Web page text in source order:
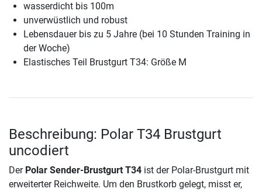
wasserdicht bis 100m
unverwüstlich und robust
Lebensdauer bis zu 5 Jahre (bei 10 Stunden Training in
der Woche)
Elastisches Teil Brustgurt T34: Größe M
Beschreibung: Polar T34 Brustgurt
uncodiert
Der Polar Sender-Brustgurt T34 ist der Polar-Brustgurt mit
erweiterter Reichweite. Um den Brustkorb gelegt, misst er,